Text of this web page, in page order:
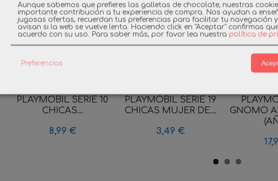
PLAYMOBIL SERIE 10
CHICAS...
8,99 €
PLAYMOBIL SERIE 19
CHICAS MUJER DE...
3,49 €
GNOMO
Aunque sabemos que prefieres las galletas de chocolate, nuestras
importante contribución a tu experiencia de compra. Nos ayudan a
jugosas ofertas, recuerdan tus preferencias para facilitar tu navegación
avisan si la web se vuelve lenta. Haciendo click en "Aceptar" confirmas
acuerdo con su uso. Para saber más, por favor lea nuestra política de
Preferencias